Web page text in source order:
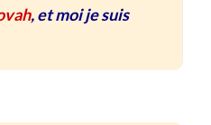
, et moi je suis